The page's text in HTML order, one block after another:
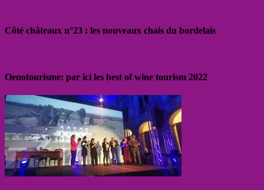
Côté châteaux n°23 : les nouveaux chais du bordelais
Oenotourisme: par ici les best of wine tourism 2022